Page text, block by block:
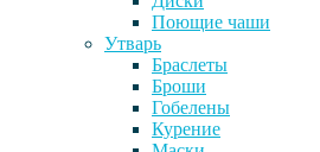
Поющие чаши
Утварь
Браслеты
Броши
Гобелены
Курение